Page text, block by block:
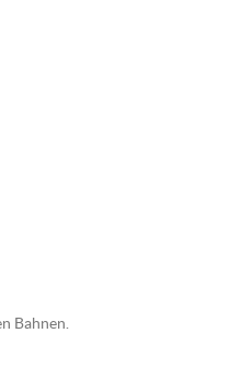
Bahnen.